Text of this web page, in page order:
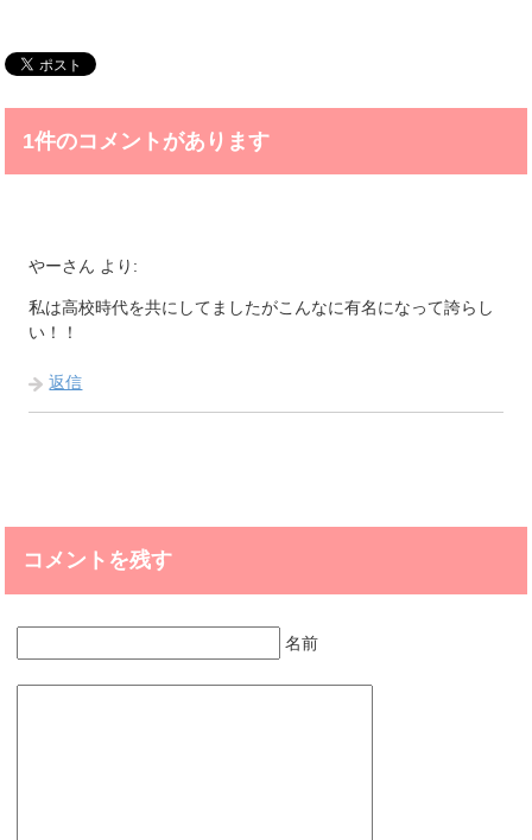
1件のコメントがあります
やーさん より:
私は高校時代を共にしてましたがこんなに有名になって誇らし
い！！
返信
コメントを残す
名前